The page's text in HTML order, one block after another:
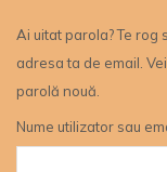
Ai uitat parola? Te rog
adresa ta de email.
parolă nouă.
Nume utilizator sau